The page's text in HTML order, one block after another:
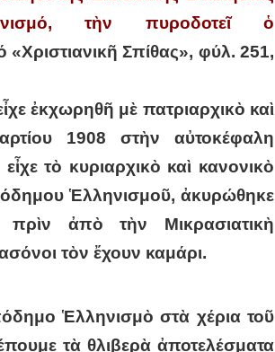
τὴν πυροδοτεῖ ὁ
«Χριστιανικῆ Σπίθας», φύλ. 251,
ἐκχωρηθῆ μὲ πατριαρχικὸ καὶ
1908 στὴν αὐτοκέφαλη
τὸ κυριαρχικὸ καὶ κανονικὸ
Ἑλληνισμοῦ, ἀκυρώθηκε
ἀπὸ τὴν Μικρασιατικὴ
τὸν ἔχουν καμάρι.
Ἑλληνισμὸ στὰ χέρια τοῦ
τὰ θλιβερὰ ἀποτελέσματα